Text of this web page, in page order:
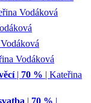
Vodáková
Vodáková
| 70 % | Kateřina
| 70 % |